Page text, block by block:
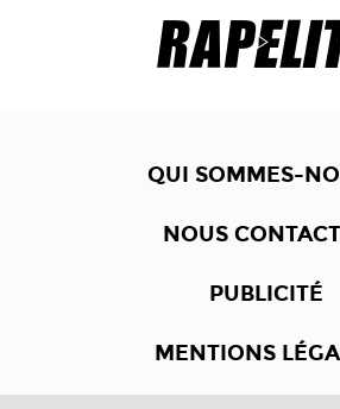
QUI SOMMES-
NOUS
PUBLICITÉ
MENTIONS